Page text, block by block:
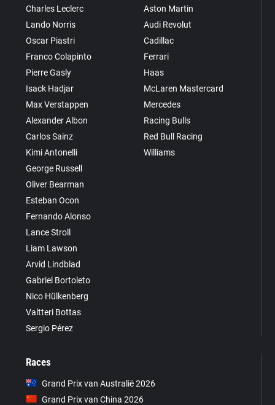
Charles Leclerc
Lando Norris
Oscar Piastri
Franco Colapinto
Pierre Gasly
Isack Hadjar
Max Verstappen
Alexander Albon
Carlos Sainz
Kimi Antonelli
George Russell
Oliver Bearman
Esteban Ocon
Fernando Alonso
Lance Stroll
Liam Lawson
Arvid Lindblad
Gabriel Bortoleto
Nico Hülkenberg
Valtteri Bottas
Sergio Pérez
Aston Martin
Audi Revolut
Cadillac
Ferrari
Haas
McLaren Mastercard
Mercedes
Racing Bulls
Red Bull Racing
Williams
Races
Grand Prix van Australië 2026
Grand Prix van China 2026